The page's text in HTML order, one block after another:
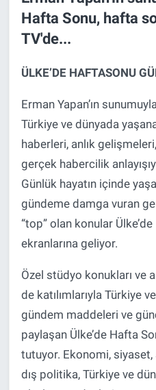
Hafta Sonu, hafta
TV'de...
ÜLKE’DE HAFTASONU
Erman Yapan’ın
Türkiye ve dünyada
haberleri, anlık
gerçek habercilik
Günlük hayatın içinde
gündeme damga vuran
“top” olan konular
ekranlarına geliyor.
Özel stüdyo konukları ve
de katılımlarıyla Türkiye
gündem maddeleri ve
paylaşan Ülke’de Hafta
tutuyor. Ekonomi,
dış politika, Türkiye ve